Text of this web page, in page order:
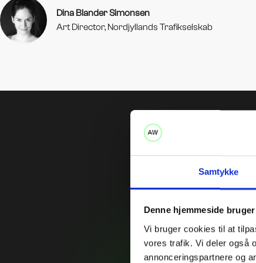
Samtykke
Denne hjemmeside
Vi bruger cookies til at
vores trafik. Vi deler også
annonceringspartnere og
Dina Blander Simonsen
Art Director, Nordjyllands Trafikselskab